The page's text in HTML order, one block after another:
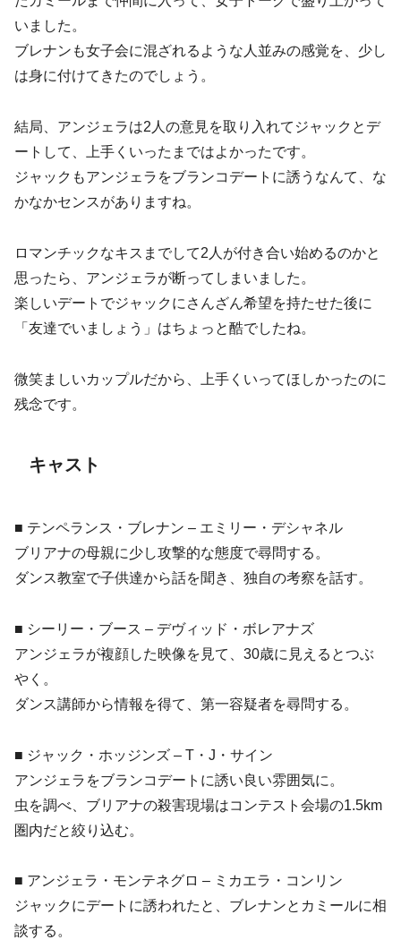
いました。
ブレナンも女子会に混ざれるような人並みの感覚を、少し
は身に付けてきたのでしょう。
結局、アンジェラは2人の意見を取り入れてジャックとデ
ートして、上手くいったまではよかったです。
ジャックもアンジェラをブランコデートに誘うなんて、な
かなかセンスがありますね。
ロマンチックなキスまでして2人が付き合い始めるのかと
思ったら、アンジェラが断ってしまいました。
楽しいデートでジャックにさんざん希望を持たせた後に
「友達でいましょう」はちょっと酷でしたね。
微笑ましいカップルだから、上手くいってほしかったのに
残念です。
キャスト
■ テンペランス・ブレナン – エミリー・デシャネル
ブリアナの母親に少し攻撃的な態度で尋問する。
ダンス教室で子供達から話を聞き、独自の考察を話す。
■ シーリー・ブース – デヴィッド・ボレアナズ
アンジェラが複顔した映像を見て、30歳に見えるとつぶ
やく。
ダンス講師から情報を得て、第一容疑者を尋問する。
■ ジャック・ホッジンズ – T・J・サイン
アンジェラをブランコデートに誘い良い雰囲気に。
虫を調べ、ブリアナの殺害現場はコンテスト会場の1.5km
圏内だと絞り込む。
■ アンジェラ・モンテネグロ – ミカエラ・コンリン
ジャックにデートに誘われたと、ブレナンとカミールに相
談する。